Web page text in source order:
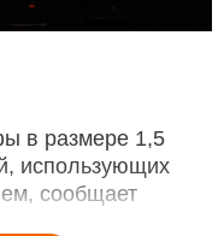
в размере 1,5
использующих
сообщает